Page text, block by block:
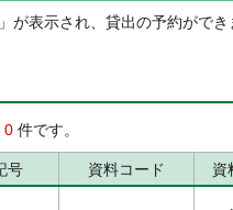
が表示され、貸出の予約ができ
0 件です。
号 資料コード 資